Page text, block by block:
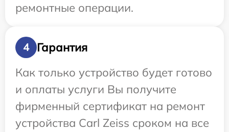
ремонтные операции.
4
Гарантия
Как только устройство будет готово
и оплаты услуги Вы получите
фирменный сертификат на ремонт
устройства Carl Zeiss сроком на все